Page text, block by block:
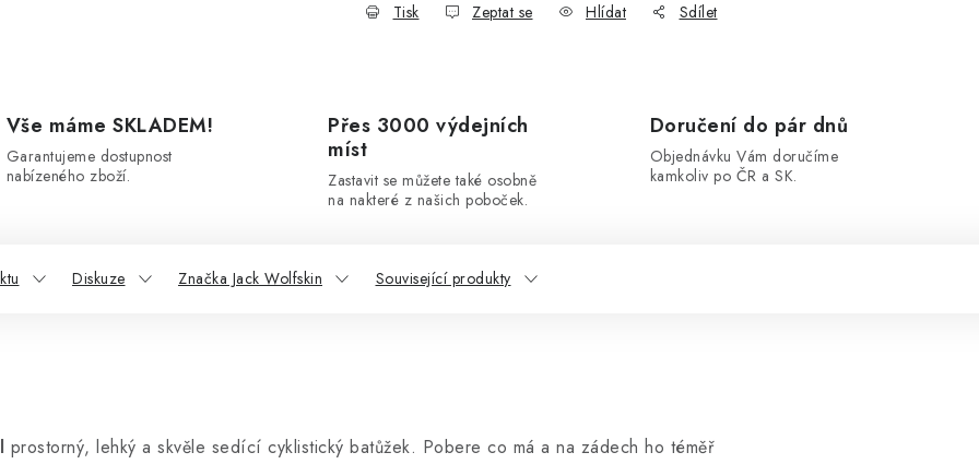
Tisk Zeptat se Hlídat Sdílet
Vše máme SKLADEM!
Garantujeme dostupnost
nabízeného zboží.
Přes 3000 výdejních
míst
Zastavit se můžete také osobně
na nakteré z našich poboček.
Doručení do pár dnů
Objednávku Vám doručíme
kamkoliv po ČR a SK.
Diskuze Značka Jack Wolfskin Související produkty
prostorný, lehký a skvěle sedící cyklistický batůžek. Pobere co má a na zádech ho téměř